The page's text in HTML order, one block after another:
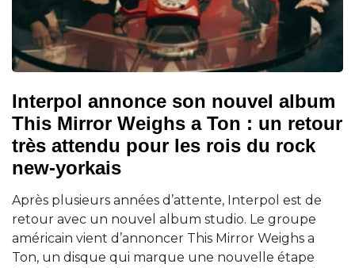
Interpol annonce son nouvel album
This Mirror Weighs a Ton : un retour
très attendu pour les rois du rock
new-yorkais
Après plusieurs années d’attente, Interpol est de
retour avec un nouvel album studio. Le groupe
américain vient d’annoncer This Mirror Weighs a
Ton, un disque qui marque une nouvelle étape